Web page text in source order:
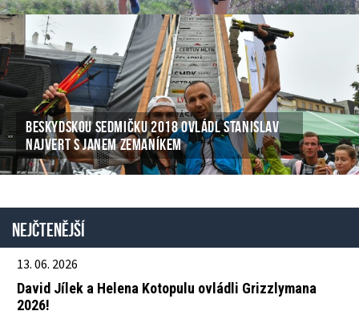
BESKYDSKOU SEDMIČKU 2018 OVLÁDL STANISLAV
NAJVERT S JANEM ZEMANÍKEM
Nejčtenější
13. 06. 2026
David Jílek a Helena Kotopulu ovládli Grizzlymana
2026!